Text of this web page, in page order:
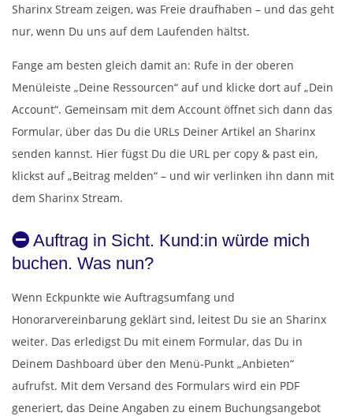
Sharinx Stream zeigen, was Freie draufhaben – und das geht
nur, wenn Du uns auf dem Laufenden hältst.
Fange am besten gleich damit an: Rufe in der oberen
Menüleiste „Deine Ressourcen“ auf und klicke dort auf „Dein
Account“. Gemeinsam mit dem Account öffnet sich dann das
Formular, über das Du die URLs Deiner Artikel an Sharinx
senden kannst. Hier fügst Du die URL per copy & past ein,
klickst auf „Beitrag melden“ – und wir verlinken ihn dann mit
dem Sharinx Stream.
Auftrag in Sicht. Kund:in würde mich
buchen. Was nun?
Wenn Eckpunkte wie Auftragsumfang und
Honorarvereinbarung geklärt sind, leitest Du sie an Sharinx
weiter. Das erledigst Du mit einem Formular, das Du in
Deinem Dashboard über den Menü-Punkt „Anbieten“
aufrufst. Mit dem Versand des Formulars wird ein PDF
generiert, das Deine Angaben zu einem Buchungsangebot